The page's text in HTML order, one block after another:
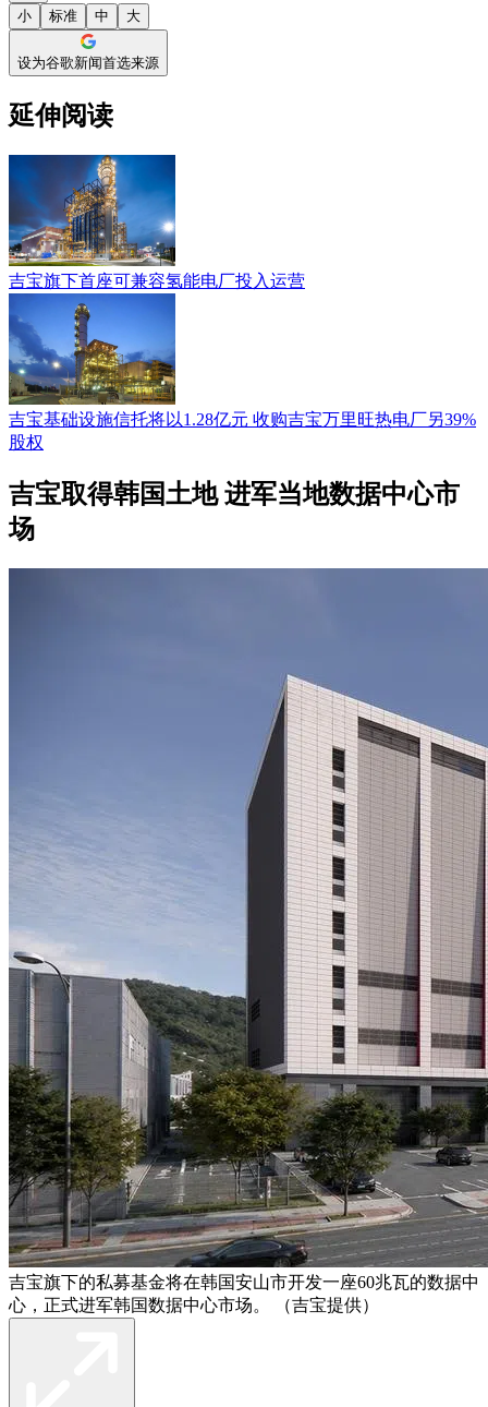
小 标准 中 大
设为谷歌新闻首选来源
延伸阅读
吉宝旗下首座可兼容氢能电厂投入运营
吉宝基础设施信托将以1.28亿元 收购吉宝万里旺热电厂另39%
股权
吉宝取得韩国土地 进军当地数据中心市
场
吉宝旗下的私募基金将在韩国安山市开发一座60兆瓦的数据中
心，正式进军韩国数据中心市场。 （吉宝提供）